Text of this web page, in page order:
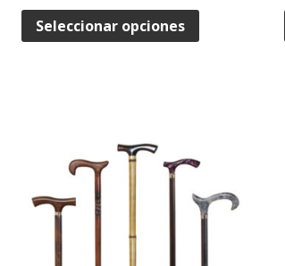
Seleccionar opciones